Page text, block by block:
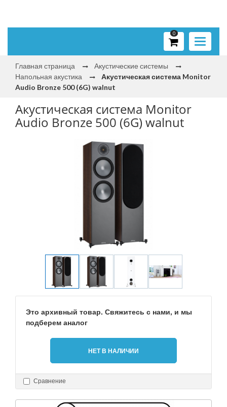
Toggle
0
Главная страница
Акустические системы
Напольная акустика
Акустическая система Monitor
Audio Bronze 500 (6G) walnut
Акустическая система Monitor
Audio Bronze 500 (6G) walnut
Это архивный товар. Свяжитесь с нами, и мы
подберем аналог
НЕТ В НАЛИЧИИ
Сравнение